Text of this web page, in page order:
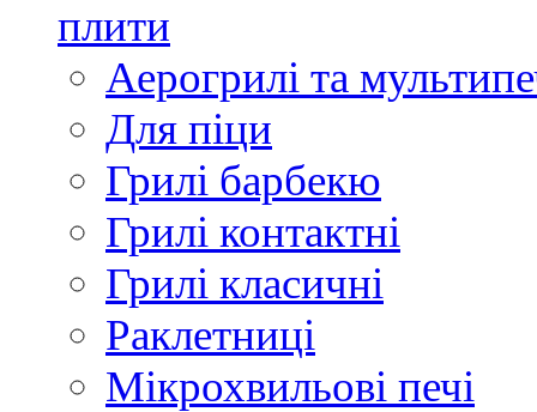
плити
Аерогрилі та
Для піци
Грилі барбекю
Грилі контактні
Грилі класичні
Раклетниці
Мікрохвильові печі